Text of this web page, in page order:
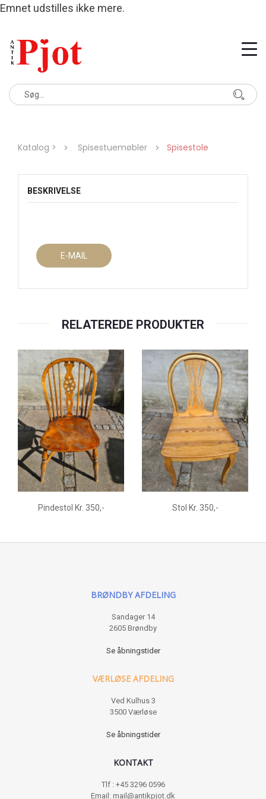
Emnet udstilles ikke mere.
Katalog > Spisestuemøbler Spisestole
BESKRIVELSE
E-MAIL
RELATEREDE PRODUKTER
Pindestol Kr. 350,- Stol Kr. 350,-
BRØNDBY AFDELING
Sandager 14
2605 Brøndby
Se åbningstider
VÆRLØSE AFDELING
Ved Kulhus 3
3500 Værløse
Se åbningstider
KONTAKT
Tlf : +45 3296 0596
Email: mail@antikpjot.dk